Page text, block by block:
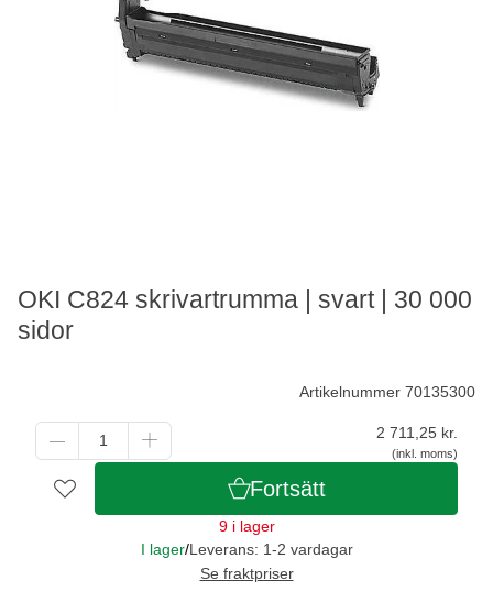
Artikelnummer 70135300
2 711,25 kr.
(inkl. moms)
Fortsätt
9 i lager
I lager/Leverans: 1-2 vardagar
Se fraktpriser
OKI C824 skrivartrumma | svart | 30 000
sidor